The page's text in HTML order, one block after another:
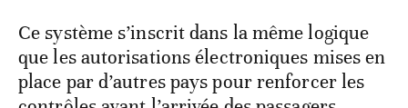
Ce système s’inscrit dans la même logique
que les autorisations électroniques mises en
place par d’autres pays pour renforcer les